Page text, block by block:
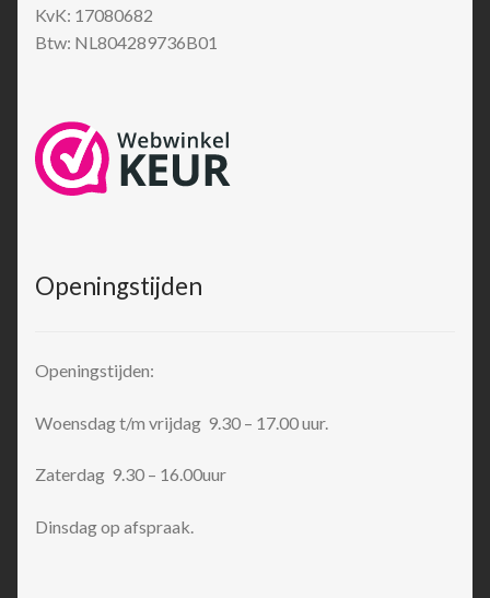
KvK: 17080682
Btw: NL804289736B01
Openingstijden
Openingstijden:
Woensdag t/m vrijdag 9.30 – 17.00 uur.
Zaterdag 9.30 – 16.00uur
Dinsdag op afspraak.